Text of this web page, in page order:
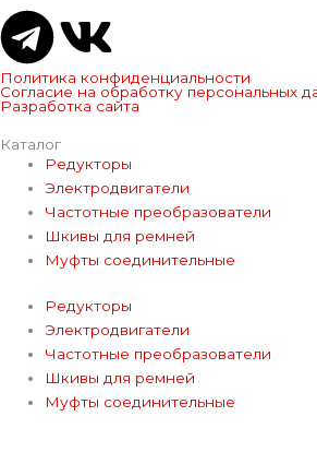
T
e
l
e
g
r
a
m
V
k
Политика конфиденциальности
Согласие на обработку персональных
Разработка сайта
Каталог
Редукторы
Электродвигатели
Частотные преобразователи
Шкивы для ремней
Муфты соединительные
Редукторы
Электродвигатели
Частотные преобразователи
Шкивы для ремней
Муфты соединительные